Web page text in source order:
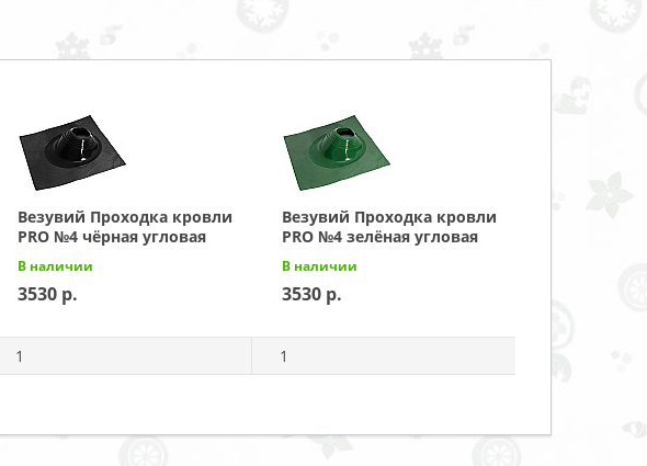
Везувий Проходка кровли
PRO №4 чёрная угловая
В наличии
3530
Везувий Проходка кровли
PRO №4 зелёная угловая
В наличии
3530
1 1